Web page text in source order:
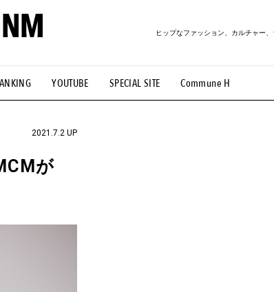
YOUTUBE SPECIAL SITE Commune H
ヒップなファッション、カルチャー
イナーグッド図鑑 #路地裏てぃーん。 #MONTHLY
#MUSIC #MOVIE #LIFESTYLE #SNEAKER
2021.7.2 UP
が